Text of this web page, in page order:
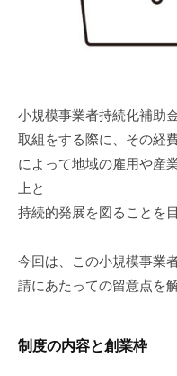
小規模事業者持続化補助
取組をする際に、その経
によって地域の雇用や産
上と
持続的発展を図ることを
今回は、この小規模事業
請にあたっての留意点を
制度の内容と創業枠